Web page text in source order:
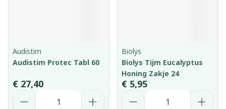
Audistim
Audistim Protec Tabl 60
€ 27,40
Aantal
Biolys
Biolys Tijm Eucalyptus
Honing Zakje 24
€ 5,95
Aantal